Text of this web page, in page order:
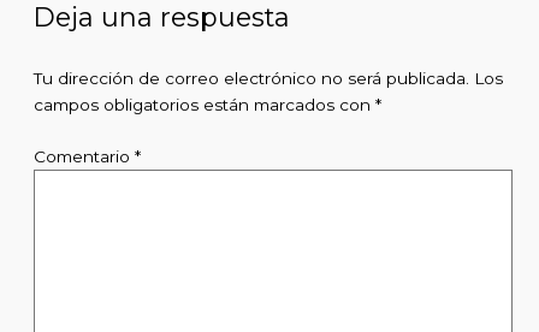
Deja una respuesta
Tu dirección de correo electrónico no será publicada.
Los
campos obligatorios están marcados con *
Comentario *